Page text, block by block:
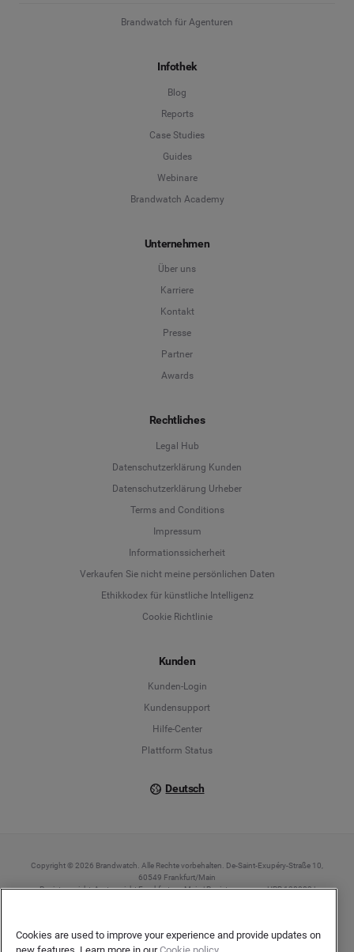
Brandwatch für Agenturen
Infothek
Blog
Reports
Case Studies
Guides
Webinare
Brandwatch Academy
Unternehmen
Über uns
Karriere
Kontakt
Presse
Partner
Awards
Rechtliches
Legal Hub
Datenschutzerklärung Kunden
Datenschutzerklärung Urheber
Terms and Conditions
Impressum
Informationssicherheit
Verkaufen Sie nicht meine persönlichen Daten
Ethikkodex für künstliche Intelligenz
Cookie Richtlinie
Kunden
Kunden-Login
Kundensupport
Hilfe-Center
Plattform Status
Deutsch
Deutsch
English
Copyright © 2026 Brandwatch. Alle Rechte vorbehalten. De-Saint-Exupéry-Straße 10,
60549 Frankfurt/Main
Registergericht: Amtsgericht Frankfurt am Main | Registernummer: HRB 138083 |
Cookies are used to improve your experience and provide updates on